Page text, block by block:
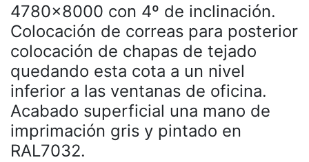
4780×8000 con 4º de inclinación.
Colocación de correas para posterior
colocación de chapas de tejado
quedando esta cota a un nivel
inferior a las ventanas de oficina.
Acabado superficial una mano de
imprimación gris y pintado en
RAL7032.